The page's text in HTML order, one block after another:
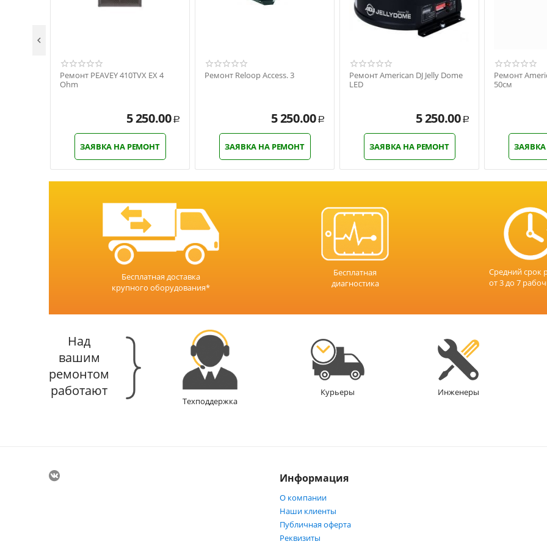
Ремонт PEAVEY 410TVX EX 4
Ohm
5 250.00 Р
ЗАЯВКА НА РЕМОНТ
Ремонт Reloop Access. 3
5 250.00 Р
ЗАЯВКА НА РЕМОНТ
Ремонт American DJ Jelly Dome
LED
5 250.00 Р
ЗАЯВКА НА РЕМОНТ
Ремонт
50см

Бесплатная доставка
крупного оборудования*
Бесплатная
диагностика
Средний срок
от 3 до 7
Над
вашим
ремонтом
работают
Техподдержка
Курьеры Инженеры
Информация
О компании
Наши клиенты
Публичная оферта
Реквизиты